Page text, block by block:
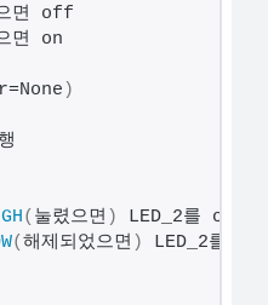
으면 off
면 on
해:
)
(눌렸으면 )
LED_2를 on
(해제되었으면 ) LED_2를